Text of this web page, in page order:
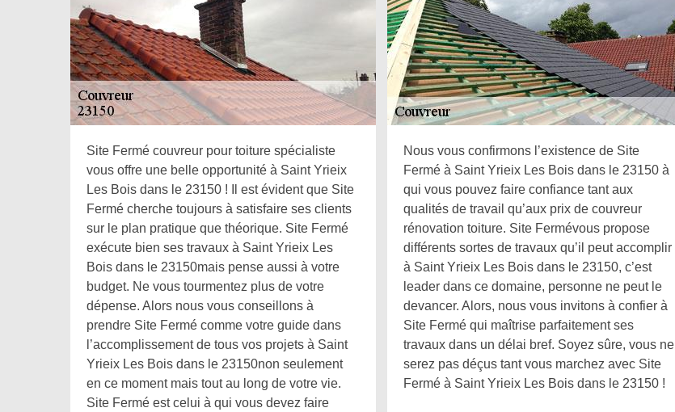
Site Fermé couvreur pour toiture spécialiste
vous offre une belle opportunité à Saint Yrieix
Les Bois dans le 23150 ! Il est évident que Site
Fermé cherche toujours à satisfaire ses clients
sur le plan pratique que théorique. Site Fermé
exécute bien ses travaux à Saint Yrieix Les
Bois dans le 23150mais pense aussi à votre
budget. Ne vous tourmentez plus de votre
dépense. Alors nous vous conseillons à
prendre Site Fermé comme votre guide dans
l’accomplissement de tous vos projets à Saint
Yrieix Les Bois dans le 23150non seulement
en ce moment mais tout au long de votre vie.
Site Fermé est celui à qui vous devez faire
Nous vous confirmons l’existence de Site
Fermé à Saint Yrieix Les Bois dans le 23150 à
qui vous pouvez faire confiance tant aux
qualités de travail qu’aux prix de couvreur
rénovation toiture. Site Fermévous propose
différents sortes de travaux qu’il peut accomplir
à Saint Yrieix Les Bois dans le 23150, c’est
leader dans ce domaine, personne ne peut le
devancer. Alors, nous vous invitons à confier à
Site Fermé qui maîtrise parfaitement ses
travaux dans un délai bref. Soyez sûre, vous ne
serez pas déçus tant vous marchez avec Site
Fermé à Saint Yrieix Les Bois dans le 23150 !